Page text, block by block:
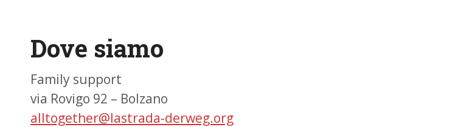
Dove siamo
Family support
via Rovigo 92 – Bolzano
alltogether@lastrada-derweg.org